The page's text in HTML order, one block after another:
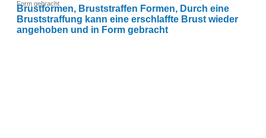
Form gebracht
Brustformen, Bruststraffen Formen, Durch eine
Bruststraffung kann eine erschlaffte Brust wieder
angehoben und in Form gebracht